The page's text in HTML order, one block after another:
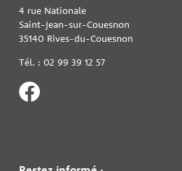
4 rue Nationale
Saint-Jean-sur-Couesnon
35140 Rives-du-Couesnon
Tél. : 02 99 39 12 57